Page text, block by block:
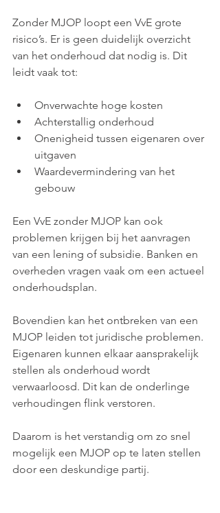
Zonder MJOP loopt een VvE grote
risico’s. Er is geen duidelijk overzicht
van het onderhoud dat nodig is. Dit
leidt vaak tot:
Onverwachte hoge kosten
Achterstallig onderhoud
Onenigheid tussen eigenaren over
uitgaven
Waardevermindering van het
gebouw
Een VvE zonder MJOP kan ook
problemen krijgen bij het aanvragen
van een lening of subsidie. Banken en
overheden vragen vaak om een actueel
onderhoudsplan.
Bovendien kan het ontbreken van een
MJOP leiden tot juridische problemen.
Eigenaren kunnen elkaar aansprakelijk
stellen als onderhoud wordt
verwaarloosd. Dit kan de onderlinge
verhoudingen flink verstoren.
Daarom is het verstandig om zo snel
mogelijk een MJOP op te laten stellen
door een deskundige partij.